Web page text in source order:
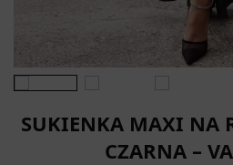
SUKIENKA MAXI NA
CZARNA –